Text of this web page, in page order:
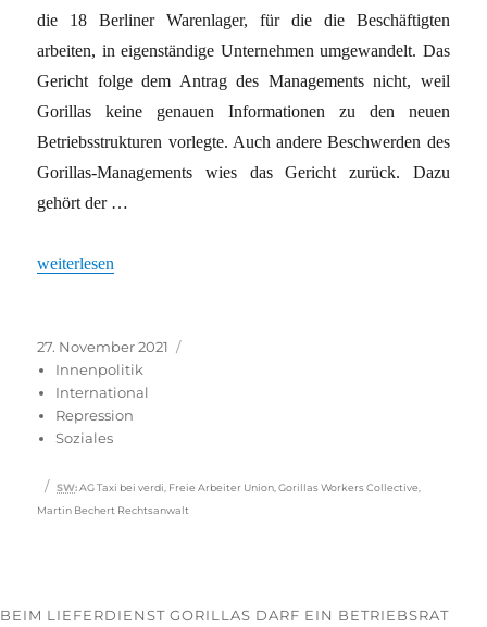
die 18 Berliner Warenlager, für die die Beschäftigten
arbeiten, in eigenständige Unternehmen umgewandelt. Das
Gericht folge dem Antrag des Managements nicht, weil
Gorillas keine genauen Informationen zu den neuen
Betriebsstrukturen vorlegte. Auch andere Beschwerden des
Gorillas-Managements wies das Gericht zurück. Dazu
gehört der …
„GORILLAS WORKERS UNDER ATTACK“
weiterlesen
Veröffentlicht
am
27. November 2021
Innenpolitik
International
Repression
Soziales
Schlagwörter
SW: AG Taxi bei verdi Freie Arbeiter Union ,Gorillas Workers Collective
Martin Bechert Rechtsanwalt
BEIM LIEFERDIENST GORILLAS DARF EIN BETRIEBSRAT